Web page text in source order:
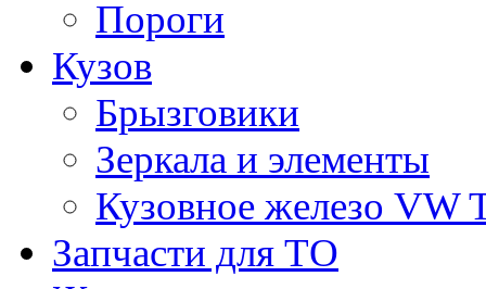
Пороги
Кузов
Брызговики
Зеркала и элементы
Кузовное железо VW
Запчасти для ТО